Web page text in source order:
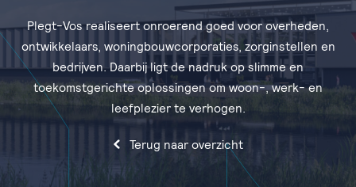
Plegt-Vos realiseert onroerend goed voor overheden,
ontwikkelaars, woningbouwcorporaties, zorginstellen en
bedrijven. Daarbij ligt de nadruk op slimme en
toekomstgerichte oplossingen om woon-, werk- en
leefplezier te verhogen.
Terug naar overzicht